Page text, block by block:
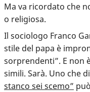
Ma va ricordato che
o religiosa.
Il sociologo Franco
stile del papa è
sorprendenti”. E non
simili. Sarà. Uno che
stanco sei scemo”